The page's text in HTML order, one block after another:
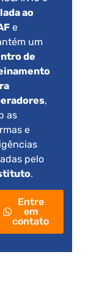
ao
e
um
de
,
as
e
pelo
.
Entre
em
contato